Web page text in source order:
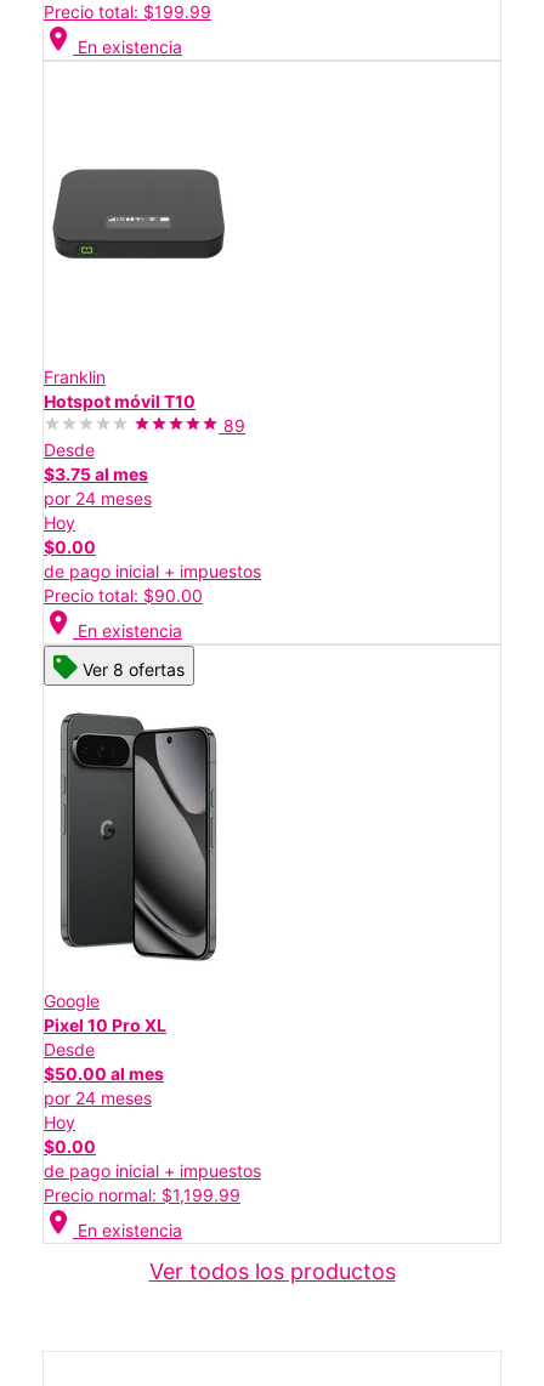
Precio total: $199.99
location_on En existencia
Franklin
Hotspot móvil T10
89
Desde
$3.75 al mes
por 24 meses
Hoy
$0.00
de pago inicial + impuestos
Precio total: $90.00
location_on En existencia
Ver 8 ofertas
Google
Pixel 10 Pro XL
Desde
$50.00 al mes
por 24 meses
Hoy
$0.00
de pago inicial + impuestos
Precio normal: $1,199.99
location_on En existencia
Ver todos los productos